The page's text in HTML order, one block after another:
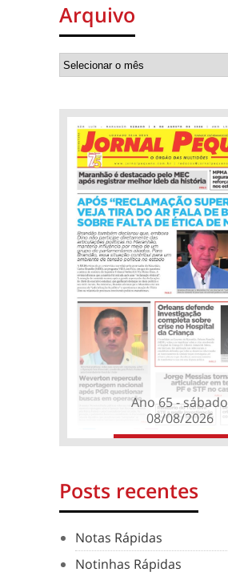
Arquivo
Ano 65 - sábado
08/08/2026
Posts recentes
Notas Rápidas
Notinhas Rápidas